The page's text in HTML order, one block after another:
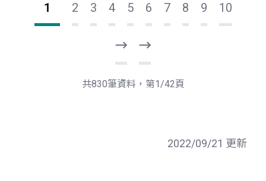
1 2 3 4 5 6 7 8 9 10
一
頁
後
一
共830筆資料，第1/42頁
2022/09/21 更新